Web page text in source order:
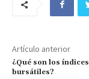
Artículo anterior
¿Qué son los índices
bursátiles?